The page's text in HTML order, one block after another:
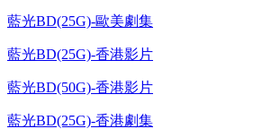
藍光BD(25G)-歐美劇集
藍光BD(25G)-香港影片
藍光BD(50G)-香港影片
藍光BD(25G)-香港劇集